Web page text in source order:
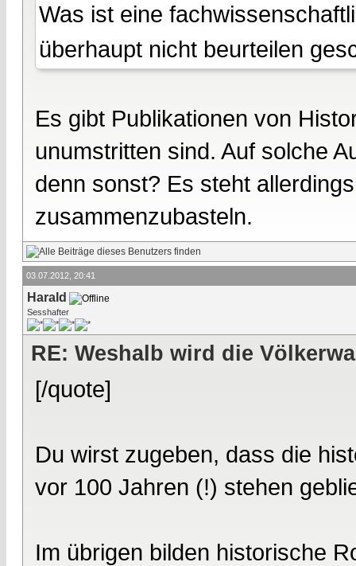
Was ist eine
überhaupt nicht beurteilen
Es gibt Publikationen von
unumstritten sind. Auf solche
denn sonst? Es steht
zusammenzubasteln.
03.07.2012, 20:41
Harald
Sesshafter
RE: Weshalb wird die
[/quote]
Du wirst zugeben, dass die
vor 100 Jahren (!) stehen
Im übrigen bilden historische